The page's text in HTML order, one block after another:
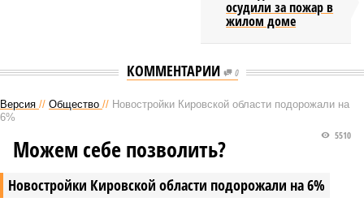
осудили за пожар в
жилом доме
КОММЕНТАРИИ 0
Версия // Общество // Новостройки Кировской области подорожали на
6%
Новостройки Кировской области подорожали на 6%
5510
Можем себе позволить?